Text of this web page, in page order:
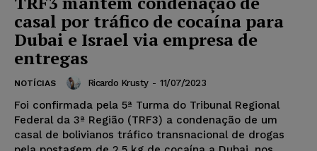
casal por tráfico de cocaína para
Dubai e Israel via empresa de
entregas
NOTÍCIAS Ricardo Krusty - 11/07/2023
Foi confirmada pela 5ª Turma do Tribunal Regional
Federal da 3ª Região (TRF3) a condenação de um
casal de bolivianos tráfico transnacional de drogas